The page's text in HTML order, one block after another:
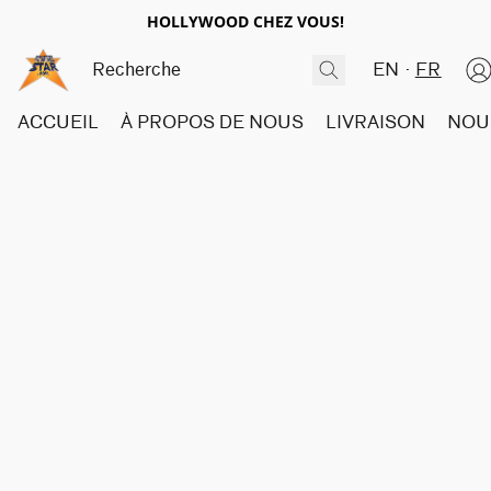
HOLLYWOOD CHEZ VOUS!
EN FR
ACCUEIL À PROPOS DE NOUS LIVRAISON